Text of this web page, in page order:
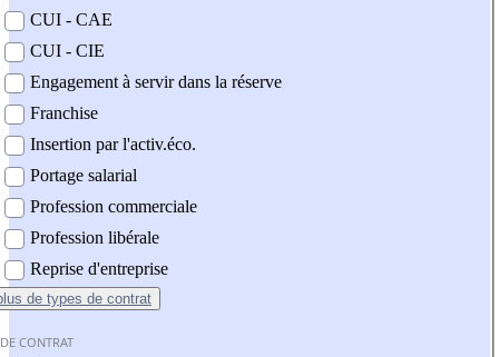
CUI - CAE
CUI - CIE
Engagement à servir dans la réserve
Franchise
Insertion par l'activ.éco.
Portage salarial
Profession commerciale
Profession libérale
Reprise d'entreprise
de types de contrat
CONTRAT